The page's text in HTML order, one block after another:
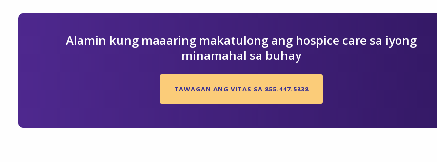
Alamin kung maaaring makatulong ang hospice care sa iyong
minamahal sa buhay
TAWAGAN ANG VITAS SA 855.447.5838